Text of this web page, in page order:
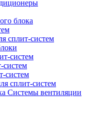
блока
сплит-систем
систем
систем
систем
сплит-систем
Системы вентиляции